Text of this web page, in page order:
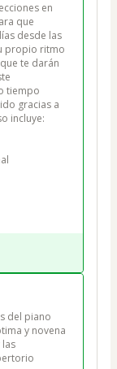
en
que
desde las
propio ritmo
te darán
tiempo
gracias a
incluye:
del piano
y novena
las